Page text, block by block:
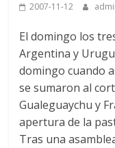
2007-11-12
El domingo los
Argentina y
domingo cuando
se sumaron al
Gualeguaychu y
apertura de la
Tras una